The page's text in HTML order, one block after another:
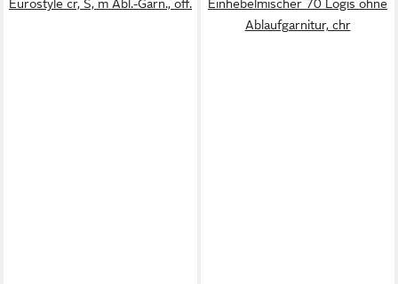
Eurostyle cr, S, m Abl.-Garn., off.
Einhebelmischer 70 Logis ohne
Ablaufgarnitur, chr